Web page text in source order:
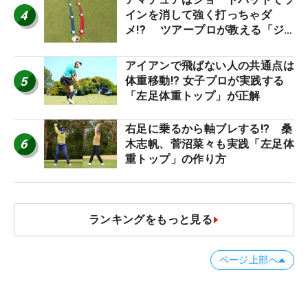
4
インを消して強く打っちゃダ
メ!? ツアープロが教える「ジ
減するワケ
5
アイアンで飛ばない人の共通点は
体重移動!? 女子プロが実践する
「左足体重トップ」が正解
6
右足に乗るから軸ブレする!? 桑
木志帆、菅沼菜々も実践「左足体
重トップ」の作り方
ランキングをもっと見る
ページ上部へ